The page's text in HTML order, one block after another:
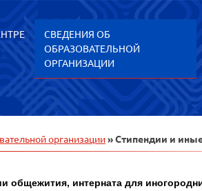
СВЕДЕНИЯ ОБ
ОБРАЗОВАТЕЛЬНОЙ
ОРГАНИЗАЦИИ
организации» Стипендии и
общежития, интерната для